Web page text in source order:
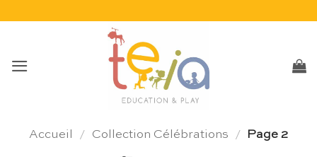
Accueil / Collection Célébrations / Page 2